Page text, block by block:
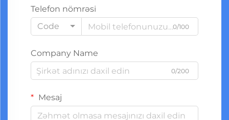
Telefon nömrəsi
Code
0/100
Company Name
0/200
Mesaj